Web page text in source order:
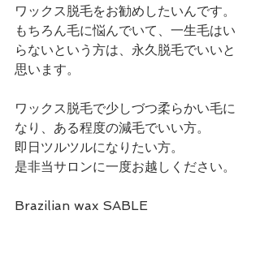
ワックス脱毛をお勧めしたいんです。
もちろん毛に悩んでいて、一生毛はい
らないという方は、永久脱毛でいいと
思います。
ワックス脱毛で少しづつ柔らかい毛に
なり、ある程度の減毛でいい方。
即日ツルツルになりたい方。
是非当サロンに一度お越しください。
Brazilian wax SABLE